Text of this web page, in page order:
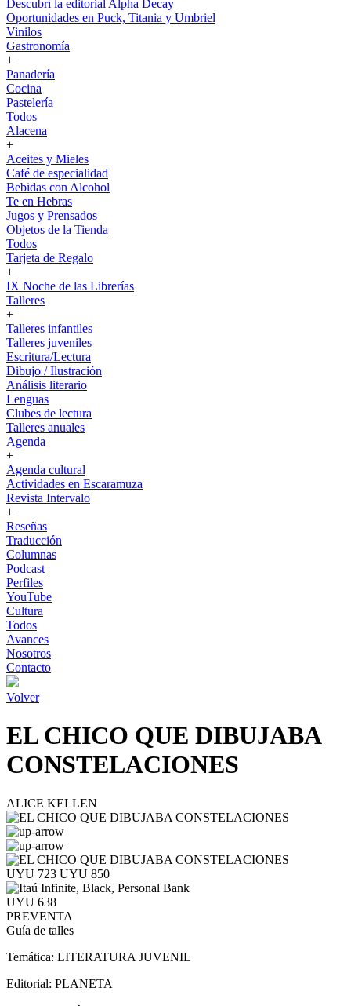
Descubrí la editorial Alpha Decay
Oportunidades en Puck, Titania y Umbriel
Vinilos
Gastronomía
+
Panadería
Cocina
Pastelería
Todos
Alacena
+
Aceites y Mieles
Café de especialidad
Bebidas con Alcohol
Te en Hebras
Jugos y Prensados
Objetos de la Tienda
Todos
Tarjeta de Regalo
+
IX Noche de las Librerías
Talleres
+
Talleres infantiles
Talleres juveniles
Escritura/Lectura
Dibujo / Ilustración
Análisis literario
Lenguas
Clubes de lectura
Talleres anuales
Agenda
+
Agenda cultural
Actividades en Escaramuza
Revista Intervalo
+
Reseñas
Traducción
Columnas
Podcast
Perfiles
YouTube
Cultura
Todos
Avances
Nosotros
Contacto
Volver
EL CHICO QUE DIBUJABA
CONSTELACIONES
ALICE KELLEN
UYU 723 UYU 850
UYU 638
PREVENTA
Guía de talles
Temática: LITERATURA JUVENIL
Editorial: PLANETA